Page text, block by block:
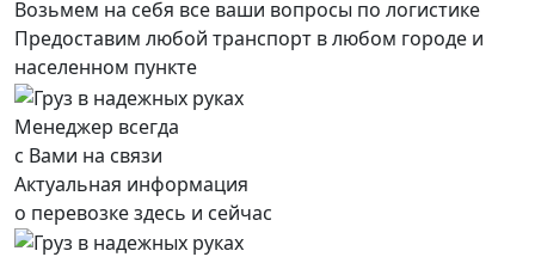
Возьмем на себя все ваши вопросы по логистике
Предоставим любой транспорт в любом городе и
населенном пункте
Менеджер всегда
с Вами на связи
Актуальная информация
о перевозке здесь и сейчас